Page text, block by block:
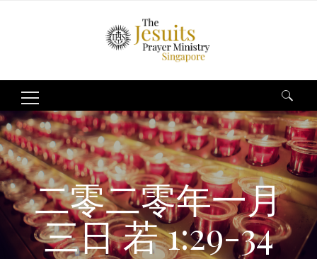
Search
for:
二零二零年一月
三日 若 1:29-34